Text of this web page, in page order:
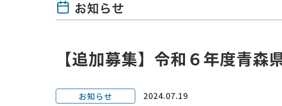
お知らせ
【追加募集】令和６年度青
お知らせ 2024.07.19